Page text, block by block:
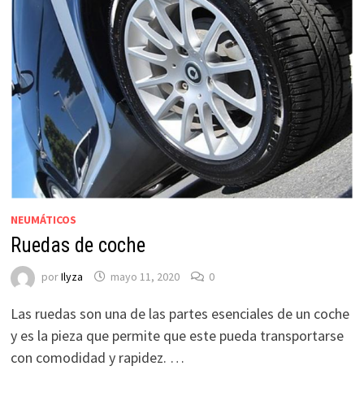
NEUMÁTICOS
Ruedas de coche
porIlyza mayo 11, 2020 0
Las ruedas son una de las partes esenciales de un coche
y es la pieza que permite que este pueda transportarse
con comodidad y rapidez. …